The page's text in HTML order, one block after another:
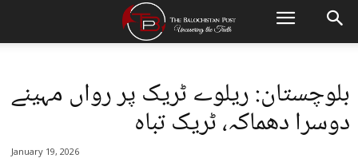
بلوچستان: ریلوے ٹریک پر رواں مہینے
دوسرا دھماکہ، ٹریک تباہ
January 19, 2026